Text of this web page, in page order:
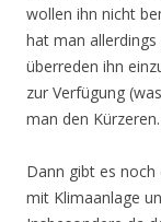
wollen ihn nicht
hat man
überreden ihn
zur Verfügung
man den
Dann gibt es
mit Klimaanlage